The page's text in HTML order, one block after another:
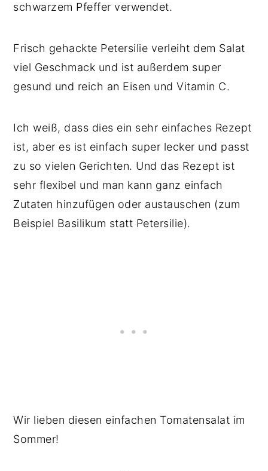
schwarzem Pfeffer verwendet.
Frisch gehackte Petersilie verleiht dem Salat
viel Geschmack und ist außerdem super
gesund und reich an Eisen und Vitamin C.
Ich weiß, dass dies ein sehr einfaches Rezept
ist, aber es ist einfach super lecker und passt
zu so vielen Gerichten. Und das Rezept ist
sehr flexibel und man kann ganz einfach
Zutaten hinzufügen oder austauschen (zum
Beispiel Basilikum statt Petersilie).
Wir lieben diesen einfachen Tomatensalat im
Sommer!